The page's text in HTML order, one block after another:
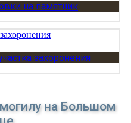
на памятник
захоронения
на Большом